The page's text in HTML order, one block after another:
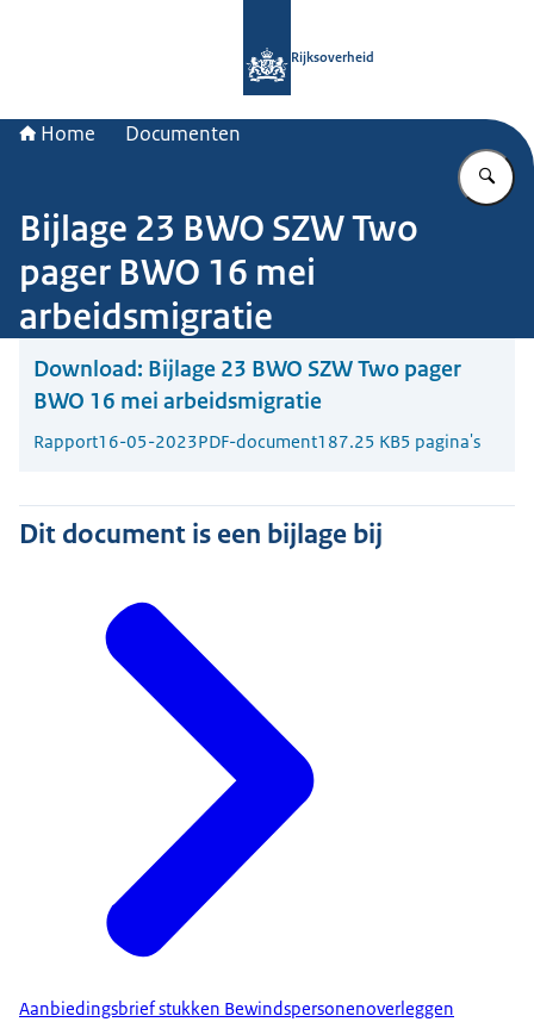
Rijksoverheid
Home Documenten
Bijlage 23 BWO SZW Two
pager BWO 16 mei
arbeidsmigratie
Download: Bijlage 23 BWO SZW Two pager
BWO 16 mei arbeidsmigratie
Rapport16-05-2023PDF-document187.25 KB5 pagina's
Dit document is een bijlage bij
Aanbiedingsbrief stukken Bewindspersonenoverleggen